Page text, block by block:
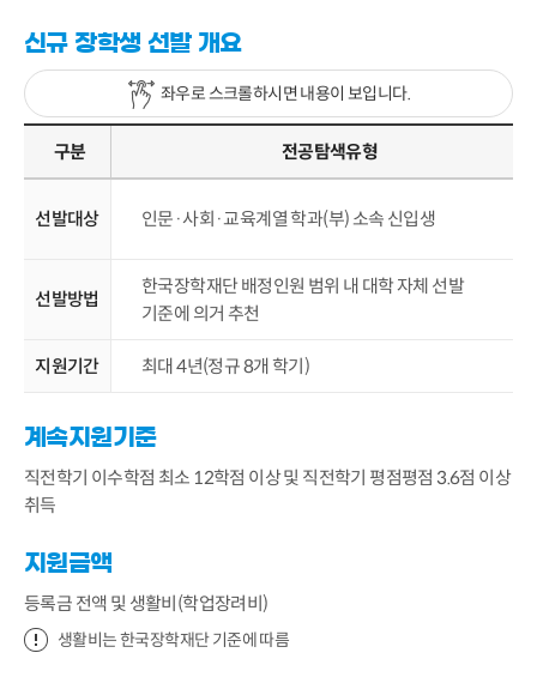
신규 장학생 선발 개요
좌우로 스크롤하시면 내용이 보입니다.
구분 전공탐색유형
선발대상 인문·사회·교육계열 학과(부) 소속 신입생
선발방법
한국장학재단 배정인원 범위 내 대학 자체 선발
기준에 의거 추천
지원기간 최대 4년(정규 8개 학기)
계속지원기준
직전학기 이수학점 최소 12학점 이상 및 직전학기 평점평점 3.6점 이상
취득
지원금액
등록금 전액 및 생활비(학업장려비)
생활비는 한국장학재단 기준에 따름